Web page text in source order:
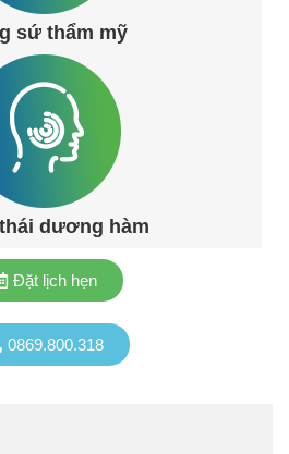
sứ thẩm mỹ
dương hàm
0869.800.318
Đặt lịch hẹn